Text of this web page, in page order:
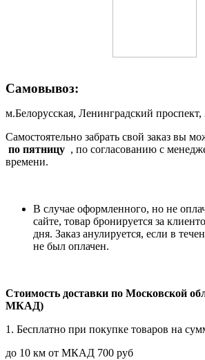
Самовывоз:
м.Белорусская, Ленинградский проспект,
Самостоятельно забрать свой заказ вы
по пятницу , по согласованию с
времени.
В случае оформленного, но не
сайте, товар бронируется за
дня. Заказ анулируется, если в
не был оплачен.
Стоимость доставки по Московской
МКАД)
1. Бесплатно при покупке товаров на
до 10 км от МКАД 700 руб